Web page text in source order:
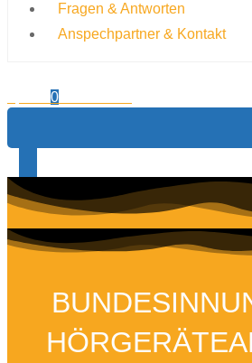
Fragen & Antworten
Anspechpartner & Kontakt
0